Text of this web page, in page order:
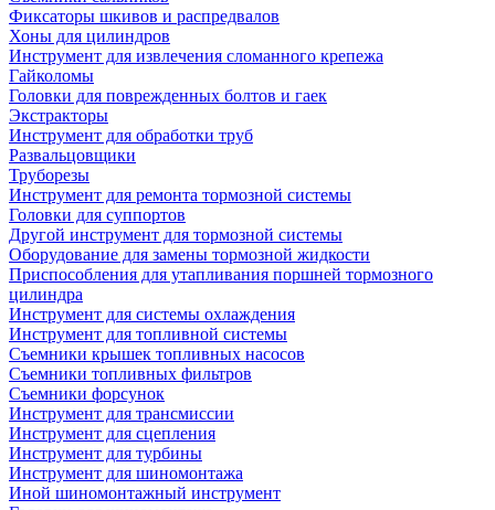
Фиксаторы шкивов и распредвалов
Хоны для цилиндров
Инструмент для извлечения сломанного крепежа
Гайколомы
Головки для поврежденных болтов и гаек
Экстракторы
Инструмент для обработки труб
Развальцовщики
Труборезы
Инструмент для ремонта тормозной системы
Головки для суппортов
Другой инструмент для тормозной системы
Оборудование для замены тормозной жидкости
Приспособления для утапливания поршней тормозного
цилиндра
Инструмент для системы охлаждения
Инструмент для топливной системы
Съемники крышек топливных насосов
Съемники топливных фильтров
Съемники форсунок
Инструмент для трансмиссии
Инструмент для сцепления
Инструмент для турбины
Инструмент для шиномонтажа
Иной шиномонтажный инструмент